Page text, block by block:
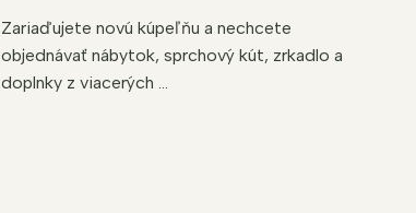
Zariaďujete novú kúpeľňu a nechcete
objednávať nábytok, sprchový kút, zrkadlo a
doplnky z viacerých ...